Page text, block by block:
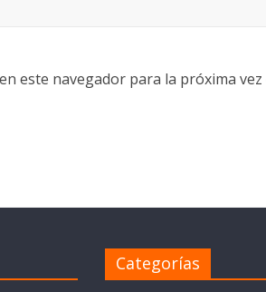
este navegador para la próxima vez
Categorías